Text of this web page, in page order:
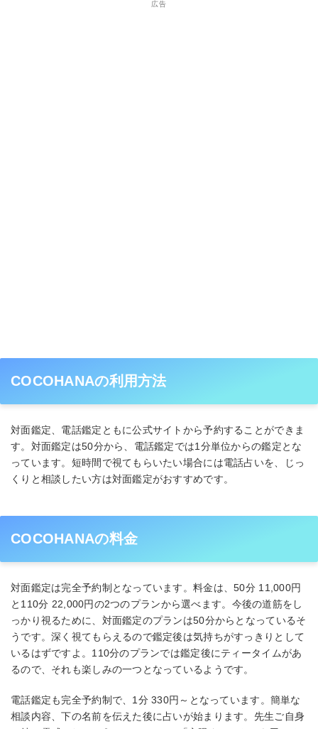
広告
COCOHANAの利用方法
対面鑑定、電話鑑定ともに公式サイトから予約することができま
す。対面鑑定は50分から、電話鑑定では1分単位からの鑑定とな
っています。短時間で視てもらいたい場合には電話占いを、じっ
くりと相談したい方は対面鑑定がおすすめです。
COCOHANAの料金
対面鑑定は完全予約制となっています。料金は、50分 11,000円
と110分 22,000円の2つのプランから選べます。今後の道筋をし
っかり視るために、対面鑑定のプランは50分からとなっているそ
うです。深く視てもらえるので鑑定後は気持ちがすっきりとして
いるはずですよ。110分のプランでは鑑定後にティータイムがあ
るので、それも楽しみの一つとなっているようです。
電話鑑定も完全予約制で、1分 330円～となっています。簡単な
相談内容、下の名前を伝えた後に占いが始まります。先生ご自身